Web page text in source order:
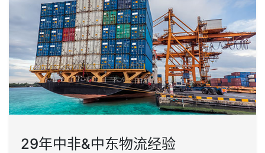
29年中非&中东物流经验